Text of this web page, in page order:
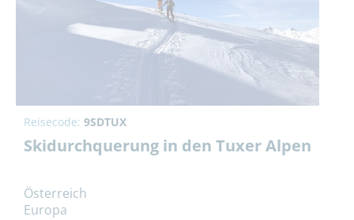
Reisecode: 9SDTUX
Skidurchquerung in den Tuxer Alpen
Österreich
Europa